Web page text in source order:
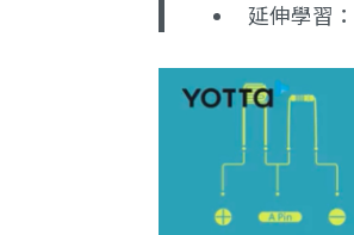
延伸學習：